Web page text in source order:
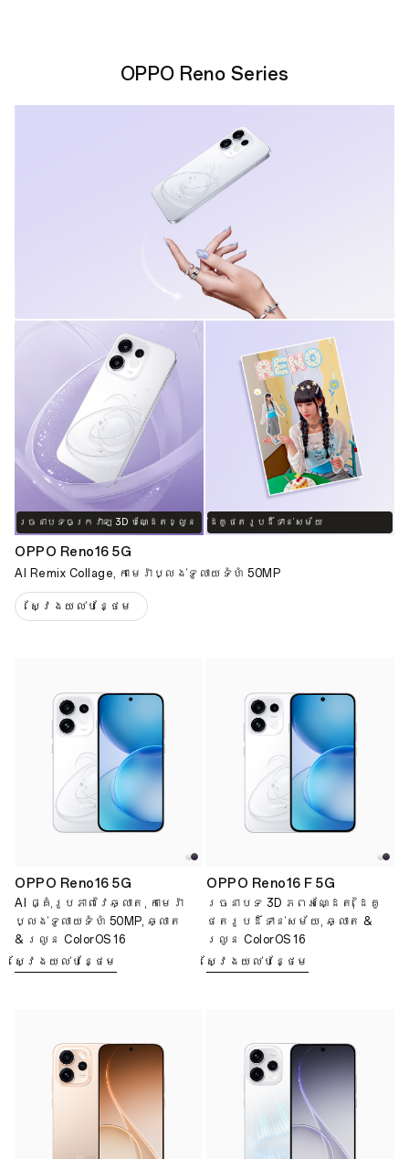
OPPO Reno Series
រចនាបទចក្រវាឡ 3D បណ្ដែតខ្លួន ដៃគូថតរូបដ៏ទាន់សម័យ
OPPO Reno16 5G
AI Remix Collage, កាមេរ៉ាប្លង់ទូលាយទំហំ 50MP
ស្វែងយល់បន្ថែម
OPPO Reno16 5G
AI ផ្គុំរូបភាពវៃឆ្លាត, កាមេរ៉ា
ប្លង់ទូលាយទំហំ 50MP, ឆ្លាត
& រលូន ColorOS 16
ស្វែងយល់បន្ថែម
OPPO Reno16 F 5G
រចនាបទ 3D ភពអណ្ដែត, ដៃគូ
ថតរូបដ៏ទាន់សម័យ, ឆ្លាត &
រលូន ColorOS 16
ស្វែងយល់បន្ថែម